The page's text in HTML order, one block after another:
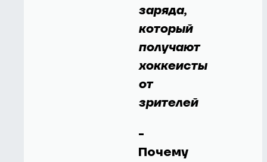
заряда,
который
получают
хоккеисты
от
зрителей
-
Почему